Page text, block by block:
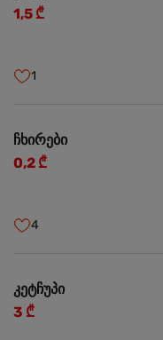
1,5 ₾
1
ჩხირები
0,2 ₾
4
კეტჩუპი
3 ₾